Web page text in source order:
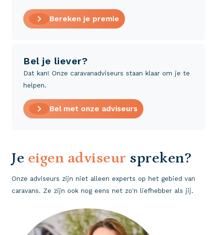
Bereken je premie
Bel je liever?
Dat kan! Onze caravanadviseurs staan klaar om je te
helpen.
Bel met onze adviseurs
Je eigen adviseur spreken?
Onze adviseurs zijn niet alleen experts op het gebied van
caravans. Ze zijn ook nog eens net zo'n liefhebber als jij.